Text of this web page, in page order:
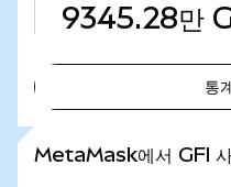
9345.28만
통
MetaMask에서 GFI 사